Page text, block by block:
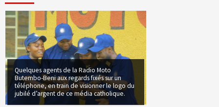
Quelques agents de la Radio Moto
Butembo-Beni aux regards fixés sur un
téléphone, en train de visionner le logo du
jubilé d’argent de ce média catholique.